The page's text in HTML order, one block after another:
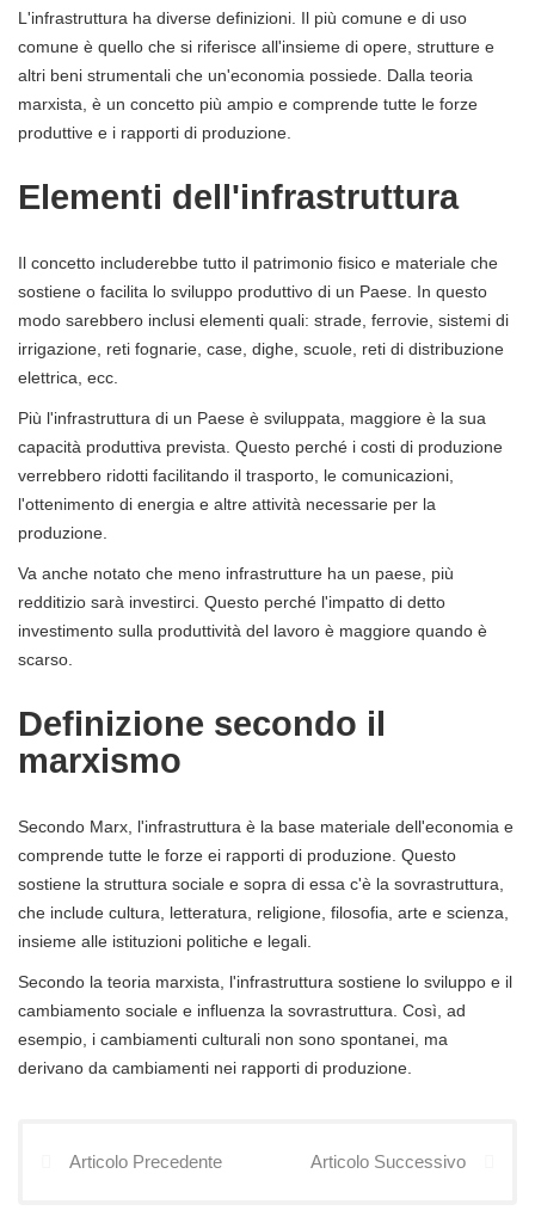
L'infrastruttura ha diverse definizioni. Il più comune e di uso
comune è quello che si riferisce all'insieme di opere, strutture e
altri beni strumentali che un'economia possiede. Dalla teoria
marxista, è un concetto più ampio e comprende tutte le forze
produttive e i rapporti di produzione.
Elementi dell'infrastruttura
Il concetto includerebbe tutto il patrimonio fisico e materiale che
sostiene o facilita lo sviluppo produttivo di un Paese. In questo
modo sarebbero inclusi elementi quali: strade, ferrovie, sistemi di
irrigazione, reti fognarie, case, dighe, scuole, reti di distribuzione
elettrica, ecc.
Più l'infrastruttura di un Paese è sviluppata, maggiore è la sua
capacità produttiva prevista. Questo perché i costi di produzione
verrebbero ridotti facilitando il trasporto, le comunicazioni,
l'ottenimento di energia e altre attività necessarie per la
produzione.
Va anche notato che meno infrastrutture ha un paese, più
redditizio sarà investirci. Questo perché l'impatto di detto
investimento sulla produttività del lavoro è maggiore quando è
scarso.
Definizione secondo il
marxismo
Secondo Marx, l'infrastruttura è la base materiale dell'economia e
comprende tutte le forze ei rapporti di produzione. Questo
sostiene la struttura sociale e sopra di essa c'è la sovrastruttura,
che include cultura, letteratura, religione, filosofia, arte e scienza,
insieme alle istituzioni politiche e legali.
Secondo la teoria marxista, l'infrastruttura sostiene lo sviluppo e il
cambiamento sociale e influenza la sovrastruttura. Così, ad
esempio, i cambiamenti culturali non sono spontanei, ma
derivano da cambiamenti nei rapporti di produzione.
Articolo Precedente Articolo Successivo